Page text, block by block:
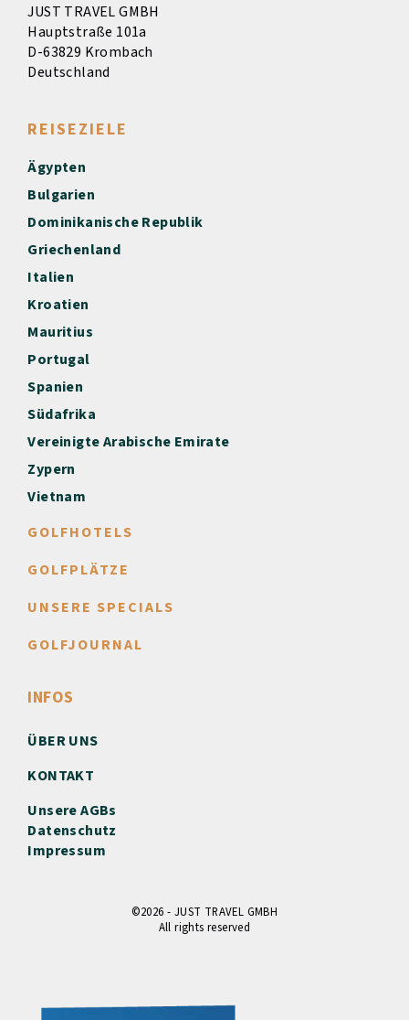
JUST TRAVEL GMBH
Hauptstraße 101a
D-63829 Krombach
Deutschland
REISEZIELE
Ägypten
Bulgarien
Dominikanische Republik
Griechenland
Italien
Kroatien
Mauritius
Portugal
Spanien
Südafrika
Vereinigte Arabische Emirate
Zypern
Vietnam
GOLFHOTELS
GOLFPLÄTZE
UNSERE SPECIALS
GOLFJOURNAL
INFOS
ÜBER UNS
KONTAKT
Unsere AGBs
Datenschutz
Impressum
©2026 - JUST TRAVEL GMBH
All rights reserved